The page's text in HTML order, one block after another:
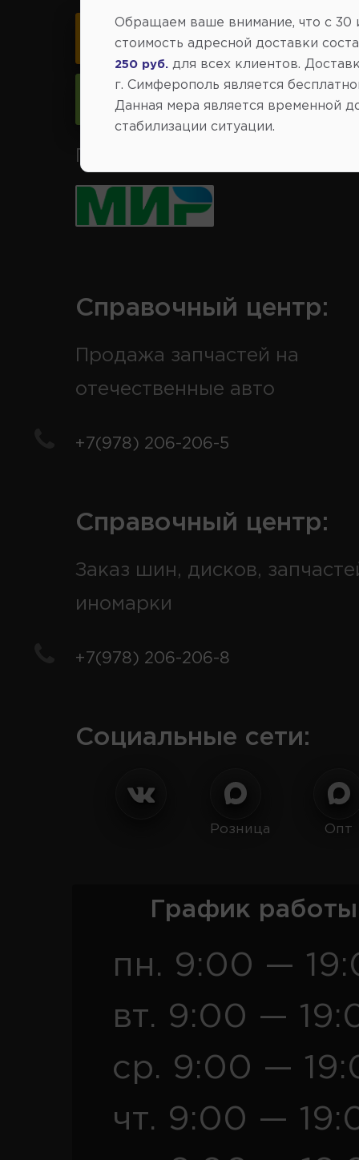
Карта схема проезда
Следить за изменениями
Справочный центр:
Продажа запчастей на
отечественные авто
+7(978) 206-206-5
Справочный центр:
Заказ шин, дисков,
иномарки
+7(978) 206-206-8
Социальные сети:
Розница Опт
График
пн. 9:00 —
вт. 9:00 —
ср. 9:00 —
чт. 9:00 —
Обращаем ваше внимание, что c 30
стоимость адресной доставки
250 руб. для всех клиентов.
г. Симферополь является
Данная мера является временной
стабилизации ситуации.